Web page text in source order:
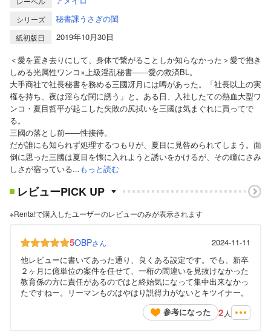
シリーズ 秘書課うさぎの閨
紙初版日
2019年10月30日
＜愛を置き去りにして、身体で繋がることしか知らなかった＞愛で抱き
しめる光属性ワンコ×上級淫乱秘書――愛の救済BL。
大手商社で社長秘書を務める三國冴月には噂があった。「社長以上の実
権を持ち、夜は淫らな閨に誘う」と。ある日、入社したての熱血大型ワ
ンコ・夏目哲平が起こした失敗の尻拭いを三國は気まぐれに買ってで
る。
三國の落とし前――性接待。
だが誰にも知られず処理するつもりが、夏目に見咎められてしまう。面
倒に思った三國は夏目を懐に入れようと誘いをかけるが、その瞳にさみ
しさが宿っている...もっと読む
レビューPICK UP
※Renta!で購入したユーザーのレビューのみが表示されます
5OBPさん
2024-11-11
他レビューに書いてあった通り、良くある設定です。でも、新卒
２ヶ月に億単位の案件を任せて、一桁の間違いを見抜けなかった
教育係の方に責任があるのではと終始気になって集中出来なかっ
たですねー。リーマンものはやはり説得力がないとキツイナー。
参考になった
2 人